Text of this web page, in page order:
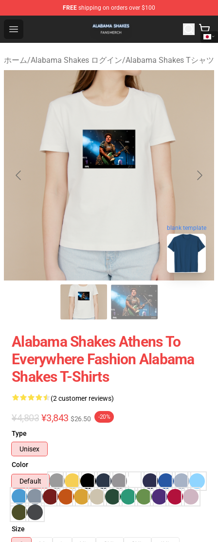
FREE shipping on orders over $100
Open menu
Alabama Shakes Shop - Official Alabama Shakes
ホーム/Alabama Shakes ログイン/Alabama Shakes Tシャツ
blank template
Alabama Shakes Athens To
Everywhere Fashion Alabama
Shakes T-Shirts
(2 customer reviews)
¥4,803 ¥3,843 $26.50 -20%
Type
Unisex
Color
Default
Size